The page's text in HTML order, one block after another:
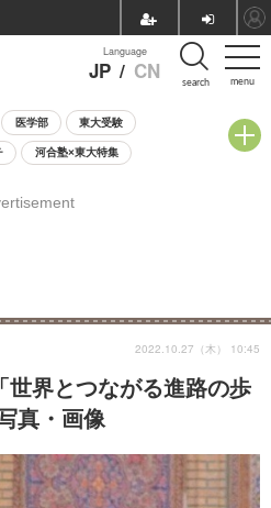
menu
Language
JP / CN search
医学部 東大受験
河合塾×東大特集
校説明会・相談会
世界とつながる進路の歩
真・画像
2022.10.27（木） 10:45